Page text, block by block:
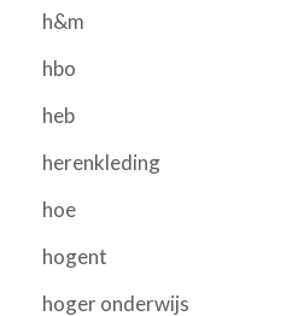
h&m
hbo
heb
herenkleding
hoe
hogent
hoger onderwijs